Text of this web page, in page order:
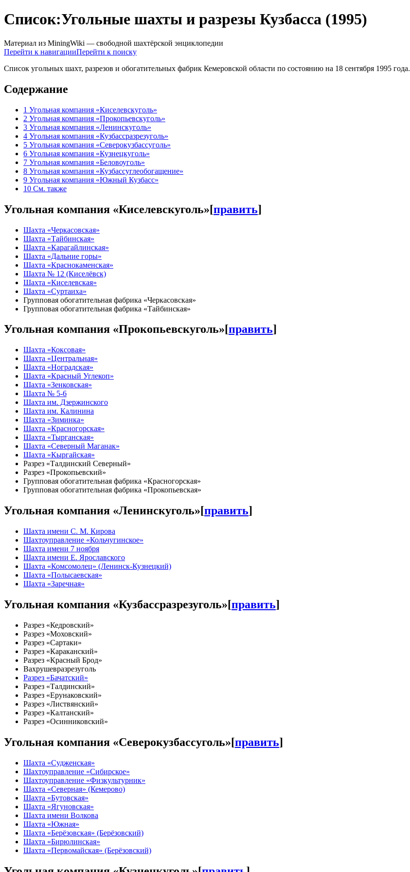
Список:Угольные шахты и разрезы Кузбасса (1995)
Материал из MiningWiki — свободной шахтёрской энциклопедии
Перейти к навигацииПерейти к поиску
Список угольных шахт, разрезов и обогатительных фабрик Кемеровской области по состоянию на 18 сентября 1995 года.
Содержание
1 Угольная компания «Киселевскуголь»
2 Угольная компания «Прокопьевскуголь»
3 Угольная компания «Ленинскуголь»
4 Угольная компания «Кузбассразрезуголь»
5 Угольная компания «Северокузбассуголь»
6 Угольная компания «Кузнецкуголь»
7 Угольная компания «Беловоуголь»
8 Угольная компания «Кузбассуглеобогащение»
9 Угольная компания «Южный Кузбасс»
10 См. также
Угольная компания «Киселевскуголь»[править]
Шахта «Черкасовская»
Шахта «Тайбинская»
Шахта «Карагайлинская»
Шахта «Дальние горы»
Шахта «Краснокаменская»
Шахта № 12 (Киселёвск)
Шахта «Киселевская»
Шахта «Суртаиха»
Групповая обогатительная фабрика «Черкасовская»
Групповая обогатительная фабрика «Тайбинская»
Угольная компания «Прокопьевскуголь»[править]
Шахта «Коксовая»
Шахта «Центральная»
Шахта «Ноградская»
Шахта «Красный Углекоп»
Шахта «Зенковская»
Шахта № 5-6
Шахта им. Дзержинского
Шахта им. Калинина
Шахта «Зиминка»
Шахта «Красногорская»
Шахта «Тырганская»
Шахта «Северный Маганак»
Шахта «Кыргайская»
Разрез «Талдинский Северный»
Разрез «Прокопьевский»
Групповая обогатительная фабрика «Красногорская»
Групповая обогатительная фабрика «Прокопьевская»
Угольная компания «Ленинскуголь»[править]
Шахта имени С. М. Кирова
Шахтоуправление «Кольчугинское»
Шахта имени 7 ноября
Шахта имени Е. Ярославского
Шахта «Комсомолец» (Ленинск-Кузнецкий)
Шахта «Полысаевская»
Шахта «Заречная»
Угольная компания «Кузбассразрезуголь»[править]
Разрез «Кедровский»
Разрез «Моховский»
Разрез «Сартаки»
Разрез «Караканский»
Разрез «Красный Брод»
Вахрушевразрезуголь
Разрез «Бачатский»
Разрез «Талдинский»
Разрез «Ерунаковский»
Разрез «Листвянский»
Разрез «Калтанский»
Разрез «Осинниковский»
Угольная компания «Северокузбассуголь»[править]
Шахта «Судженская»
Шахтоуправление «Сибирское»
Шахтоуправление «Физкультурник»
Шахта «Северная» (Кемерово)
Шахта «Бутовская»
Шахта «Ягуновская»
Шахта имени Волкова
Шахта «Южная»
Шахта «Берёзовская» (Берёзовский)
Шахта «Бирюлинская»
Шахта «Первомайская» (Берёзовский)